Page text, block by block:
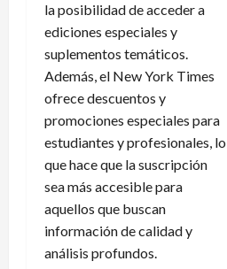
la posibilidad de acceder a
ediciones especiales y
suplementos temáticos.
Además, el New York Times
ofrece descuentos y
promociones especiales para
estudiantes y profesionales, lo
que hace que la suscripción
sea más accesible para
aquellos que buscan
información de calidad y
análisis profundos.